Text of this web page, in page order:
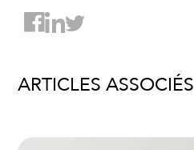
ARTICLES ASSOCIÉS